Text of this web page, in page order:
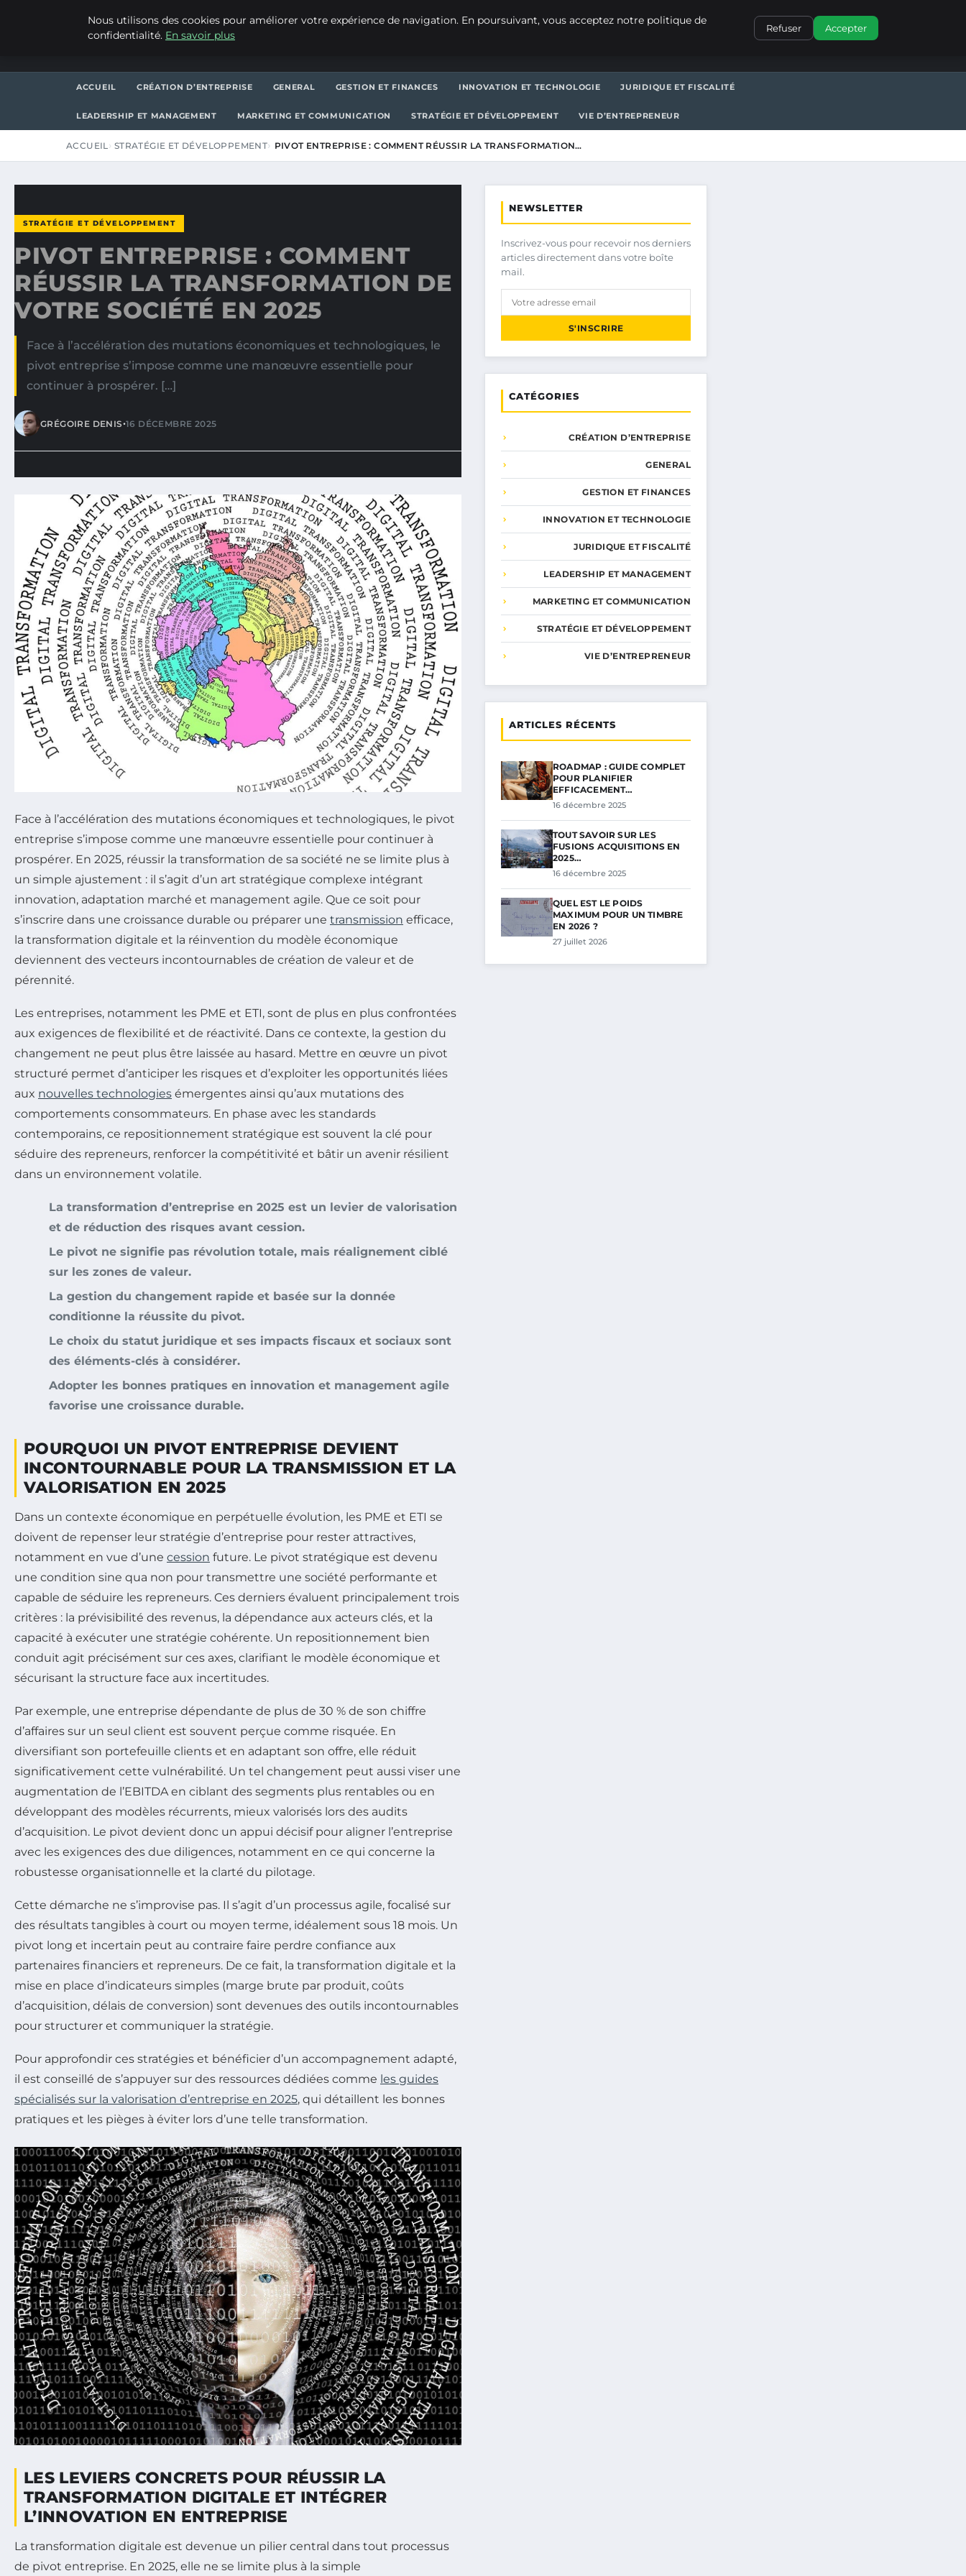
ACCUEIL CRÉATION D’ENTREPRISE GENERAL GESTION ET FINANCES INNOVATION ET TECHNOLOGIE JURIDIQUE ET FISCALITÉ
LEADERSHIP ET MANAGEMENT MARKETING ET COMMUNICATION STRATÉGIE ET DÉVELOPPEMENT VIE D’ENTREPRENEUR
ACCUEIL STRATÉGIE ET DÉVELOPPEMENT PIVOT ENTREPRISE : COMMENT RÉUSSIR LA TRANSFORMATION…
STRATÉGIE ET DÉVELOPPEMENT
PIVOT ENTREPRISE : COMMENT
RÉUSSIR LA TRANSFORMATION DE
VOTRE SOCIÉTÉ EN 2025
Face à l’accélération des mutations économiques et technologiques, le
pivot entreprise s’impose comme une manœuvre essentielle pour
continuer à prospérer. […]
GRÉGOIRE DENIS•16 DÉCEMBRE 2025
Face à l’accélération des mutations économiques et technologiques, le pivot
entreprise s’impose comme une manœuvre essentielle pour continuer à
prospérer. En 2025, réussir la transformation de sa société ne se limite plus à
un simple ajustement : il s’agit d’un art stratégique complexe intégrant
innovation, adaptation marché et management agile. Que ce soit pour
s’inscrire dans une croissance durable ou préparer une transmission efficace,
la transformation digitale et la réinvention du modèle économique
deviennent des vecteurs incontournables de création de valeur et de
pérennité.
Les entreprises, notamment les PME et ETI, sont de plus en plus confrontées
aux exigences de flexibilité et de réactivité. Dans ce contexte, la gestion du
changement ne peut plus être laissée au hasard. Mettre en œuvre un pivot
structuré permet d’anticiper les risques et d’exploiter les opportunités liées
aux nouvelles technologies émergentes ainsi qu’aux mutations des
comportements consommateurs. En phase avec les standards
contemporains, ce repositionnement stratégique est souvent la clé pour
séduire des repreneurs, renforcer la compétitivité et bâtir un avenir résilient
dans un environnement volatile.
La transformation d’entreprise en 2025 est un levier de valorisation
et de réduction des risques avant cession.
Le pivot ne signifie pas révolution totale, mais réalignement ciblé
sur les zones de valeur.
La gestion du changement rapide et basée sur la donnée
conditionne la réussite du pivot.
Le choix du statut juridique et ses impacts fiscaux et sociaux sont
des éléments-clés à considérer.
Adopter les bonnes pratiques en innovation et management agile
favorise une croissance durable.
POURQUOI UN PIVOT ENTREPRISE DEVIENT
INCONTOURNABLE POUR LA TRANSMISSION ET LA
VALORISATION EN 2025
Dans un contexte économique en perpétuelle évolution, les PME et ETI se
doivent de repenser leur stratégie d’entreprise pour rester attractives,
notamment en vue d’une cession future. Le pivot stratégique est devenu
une condition sine qua non pour transmettre une société performante et
capable de séduire les repreneurs. Ces derniers évaluent principalement trois
critères : la prévisibilité des revenus, la dépendance aux acteurs clés, et la
capacité à exécuter une stratégie cohérente. Un repositionnement bien
conduit agit précisément sur ces axes, clarifiant le modèle économique et
sécurisant la structure face aux incertitudes.
Par exemple, une entreprise dépendante de plus de 30 % de son chiffre
d’affaires sur un seul client est souvent perçue comme risquée. En
diversifiant son portefeuille clients et en adaptant son offre, elle réduit
significativement cette vulnérabilité. Un tel changement peut aussi viser une
augmentation de l’EBITDA en ciblant des segments plus rentables ou en
développant des modèles récurrents, mieux valorisés lors des audits
d’acquisition. Le pivot devient donc un appui décisif pour aligner l’entreprise
avec les exigences des due diligences, notamment en ce qui concerne la
robustesse organisationnelle et la clarté du pilotage.
Cette démarche ne s’improvise pas. Il s’agit d’un processus agile, focalisé sur
des résultats tangibles à court ou moyen terme, idéalement sous 18 mois. Un
pivot long et incertain peut au contraire faire perdre confiance aux
partenaires financiers et repreneurs. De ce fait, la transformation digitale et la
mise en place d’indicateurs simples (marge brute par produit, coûts
d’acquisition, délais de conversion) sont devenues des outils incontournables
pour structurer et communiquer la stratégie.
Pour approfondir ces stratégies et bénéficier d’un accompagnement adapté,
il est conseillé de s’appuyer sur des ressources dédiées comme les guides
spécialisés sur la valorisation d’entreprise en 2025, qui détaillent les bonnes
pratiques et les pièges à éviter lors d’une telle transformation.
LES LEVIERS CONCRETS POUR RÉUSSIR LA
TRANSFORMATION DIGITALE ET INTÉGRER
L’INNOVATION EN ENTREPRISE
La transformation digitale est devenue un pilier central dans tout processus
de pivot entreprise. En 2025, elle ne se limite plus à la simple
NEWSLETTER
Inscrivez-vous pour recevoir nos derniers
articles directement dans votre boîte
mail.
S'INSCRIRE
CATÉGORIES
CRÉATION D’ENTREPRISE
GENERAL
GESTION ET FINANCES
INNOVATION ET TECHNOLOGIE
JURIDIQUE ET FISCALITÉ
LEADERSHIP ET MANAGEMENT
MARKETING ET COMMUNICATION
STRATÉGIE ET DÉVELOPPEMENT
VIE D’ENTREPRENEUR
ARTICLES RÉCENTS
ROADMAP : GUIDE COMPLET
POUR PLANIFIER
EFFICACEMENT…
16 décembre 2025
TOUT SAVOIR SUR LES
FUSIONS ACQUISITIONS EN
2025…
16 décembre 2025
QUEL EST LE POIDS
MAXIMUM POUR UN TIMBRE
EN 2026 ?
27 juillet 2026
Nous utilisons des cookies pour améliorer votre expérience de navigation. En poursuivant, vous acceptez notre politique de
confidentialité. En savoir plus
Refuser Accepter